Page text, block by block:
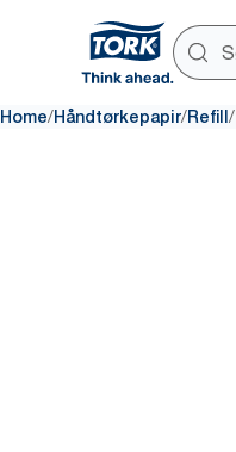
Home/Håndtørkepapir/Refill /